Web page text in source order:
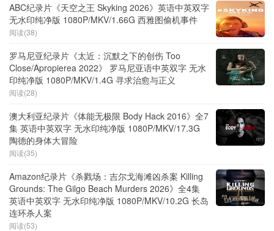
ABC纪录片《天空之王 Skyking 2026》英语中英双字
无水印纯净版 1080P/MKV/1.66G 西雅图偷机事件
阅读(38)
罗马尼亚纪录片《太近：沉默之下的创伤 Too
Close/Apropierea 2022》 罗马尼亚语中英双字 无水
印纯净版 1080P/MKV/1.4G 寻求治愈与正义
阅读(28)
澳大利亚纪录片《体能无极限 Body Hack 2016》全7
集 英语中英双字 无水印纯净版 1080P/MKV/17.3G
陶德的身体大冒险
阅读(35)
Amazon纪录片《杀戮场：吉尔戈海滩凶杀案 Killing
Grounds: The Gilgo Beach Murders 2026》全4集
英语中英双字 无水印纯净版 1080P/MKV/10.2G 长岛
连环杀人案
阅读(53)